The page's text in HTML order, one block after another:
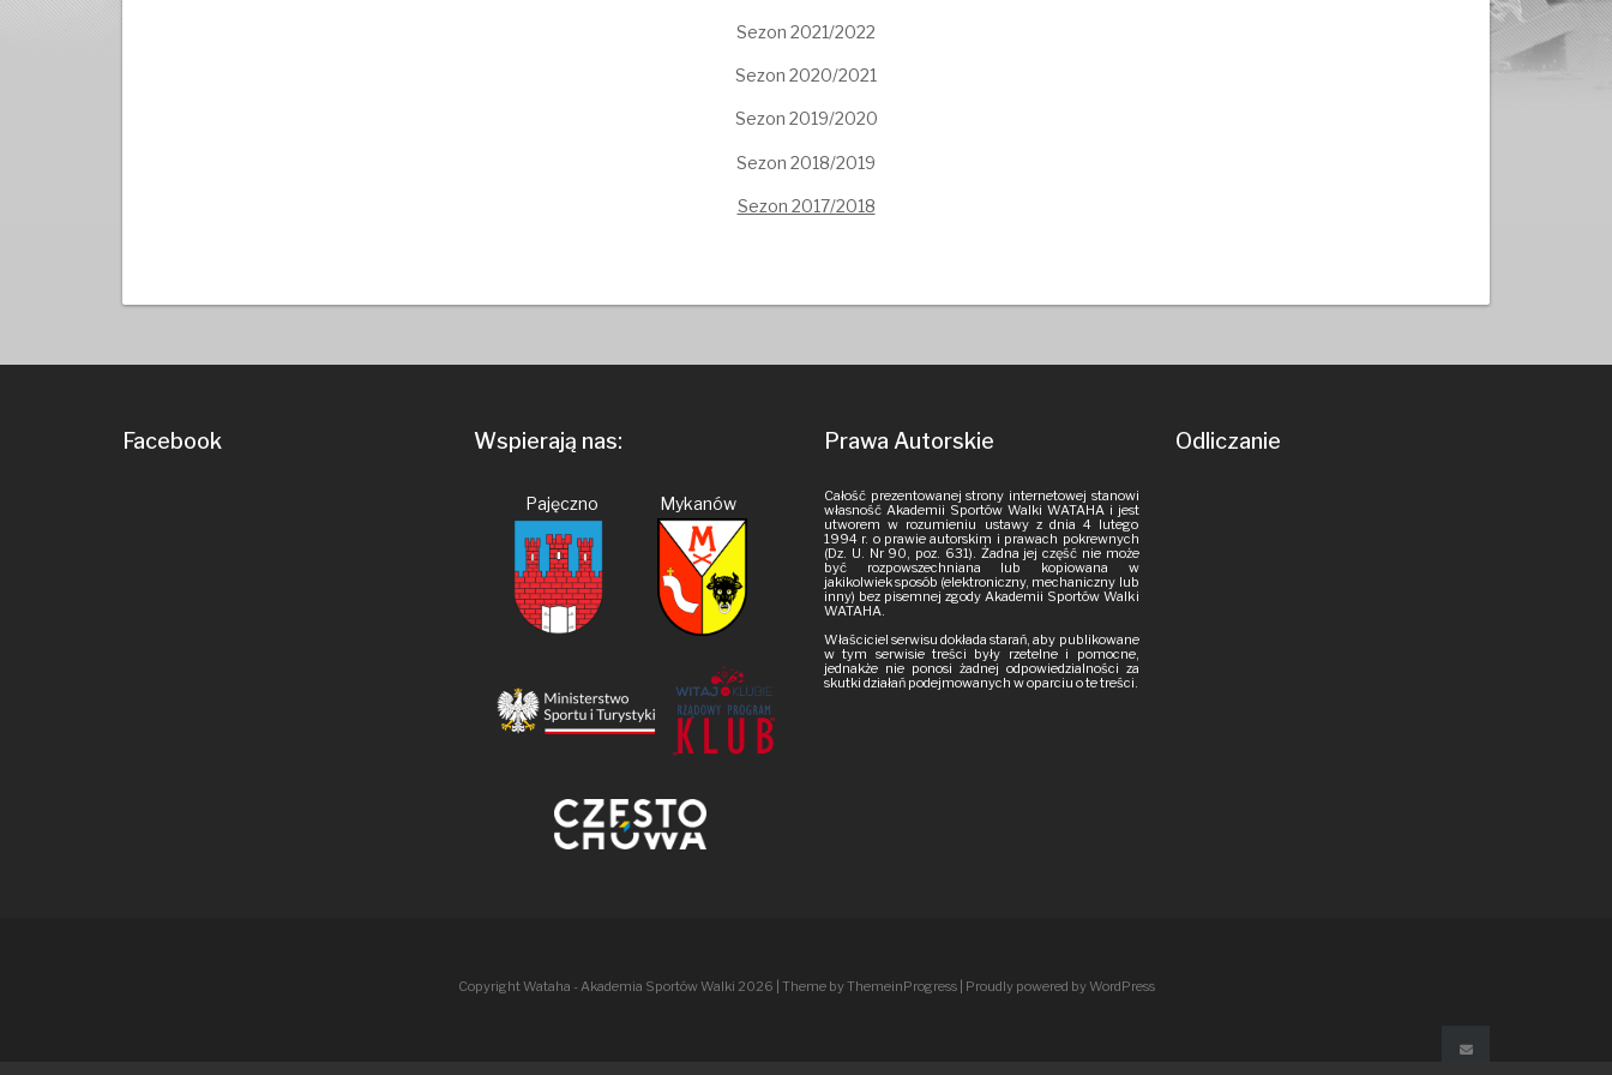
Sezon 2021/2022
Sezon 2020/2021
Sezon 2019/2020
Sezon 2018/2019
Sezon 2017/2018
Facebook Wspierają nas:
Pajęczno Mykanów
Prawa Autorskie
Całość prezentowanej strony internetowej stanowi
własność Akademii Sportów Walki WATAHA i jest
utworem w rozumieniu ustawy z dnia 4 lutego
1994 r. o prawie autorskim i prawach pokrewnych
(Dz. U. Nr 90, poz. 631). Żadna jej część nie może
być rozpowszechniana lub kopiowana w
jakikolwiek sposób (elektroniczny, mechaniczny lub
inny) bez pisemnej zgody Akademii Sportów Walki
WATAHA.
Właściciel serwisu dokłada starań, aby publikowane
w tym serwisie treści były rzetelne i pomocne,
jednakże nie ponosi żadnej odpowiedzialności za
skutki działań podejmowanych w oparciu o te treści.
Odliczanie
Copyright Wataha - Akademia Sportów Walki 2026 | Theme by ThemeinProgress | Proudly powered by WordPress